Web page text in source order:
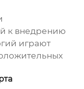
к внедрению
играют